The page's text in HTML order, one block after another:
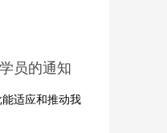
员的通知
适应和推动我